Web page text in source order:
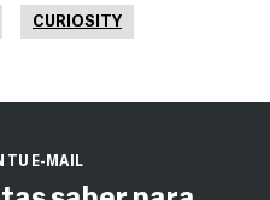
CURIOSITY
TU E-MAIL